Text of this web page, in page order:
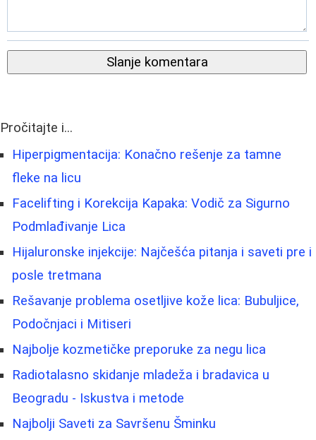
Slanje komentara
Pročitajte i...
Hiperpigmentacija: Konačno rešenje za tamne
fleke na licu
Facelifting i Korekcija Kapaka: Vodič za Sigurno
Podmlađivanje Lica
Hijaluronske injekcije: Najčešća pitanja i saveti pre i
posle tretmana
Rešavanje problema osetljive kože lica: Bubuljice,
Podočnjaci i Mitiseri
Najbolje kozmetičke preporuke za negu lica
Radiotalasno skidanje mladeža i bradavica u
Beogradu - Iskustva i metode
Najbolji Saveti za Savršenu Šminku